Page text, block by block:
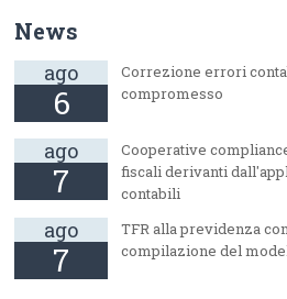
News
ago
6
Correzione errori
compromesso
ago
7
Cooperative
fiscali derivanti
contabili
ago
7
TFR alla previdenza
compilazione del